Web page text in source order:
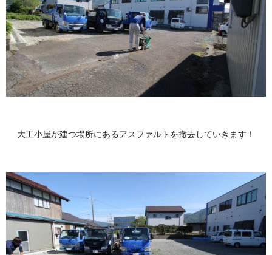
大工小屋が建つ場所にあるアスファルトを撤去していきます！